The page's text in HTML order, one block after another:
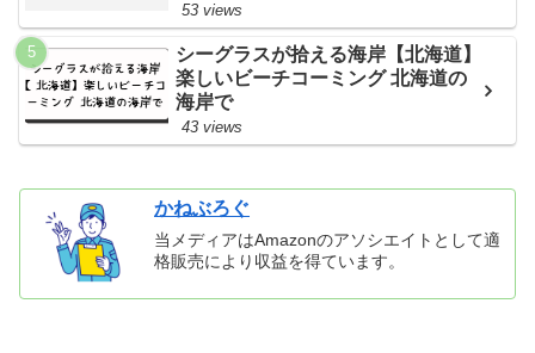
53 views
シーグラスが拾える海岸【北海道】
楽しいビーチコーミング 北海道の
海岸で
43 views
かねぶろぐ
当メディアはAmazonのアソシエイトとして適
格販売により収益を得ています。